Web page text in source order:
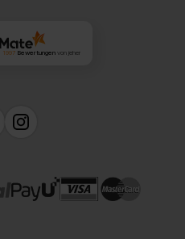
1997Bewertungen von jeher